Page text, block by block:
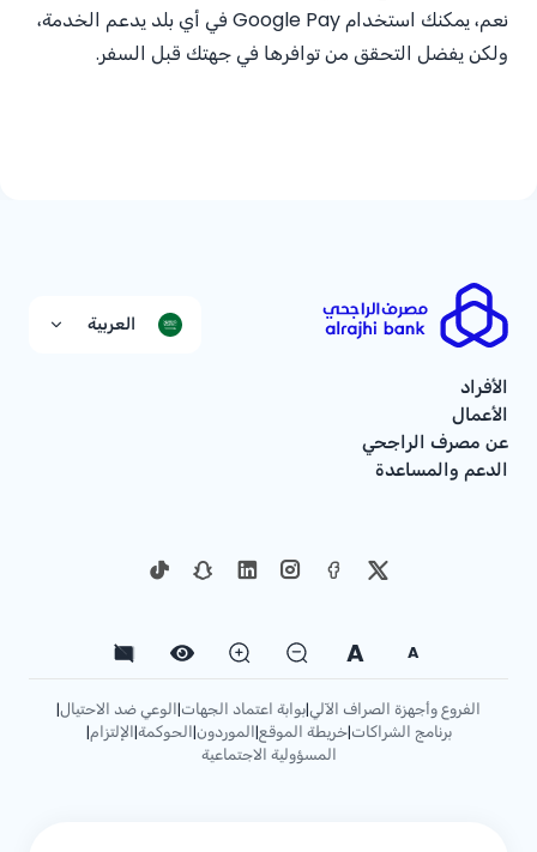
نعم، يمكنك استخدام Google Pay في أي بلد يدعم الخدمة،
ولكن يفضل التحقق من توافرها في جهتك قبل السفر.
العربية
الأفراد
الأعمال
عن مصرف الراجحي
الدعم والمساعدة
A
A
الفروع وأجهزة الصراف الآلي|بوابة اعتماد الجهات|الوعي ضد الاحتيال|
برنامج الشراكات|خريطة الموقع|الموردون|الحوكمة|الإلتزام|
المسؤولية الاجتماعية